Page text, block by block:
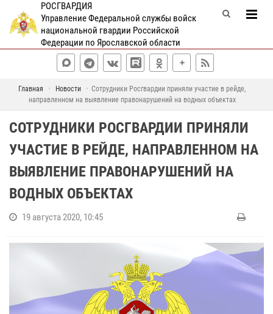
РОСГВАРДИЯ
Управление Федеральной службы войск
национальной гвардии Российской
Федерации по Ярославской области
Главная Новости
Сотрудники Росгвардии приняли участие в рейде,
направленном на выявление правонарушений на водных объектах
СОТРУДНИКИ РОСГВАРДИИ ПРИНЯЛИ
УЧАСТИЕ В РЕЙДЕ, НАПРАВЛЕННОМ НА
ВЫЯВЛЕНИЕ ПРАВОНАРУШЕНИЙ НА
ВОДНЫХ ОБЪЕКТАХ
19 августа 2020, 10:45